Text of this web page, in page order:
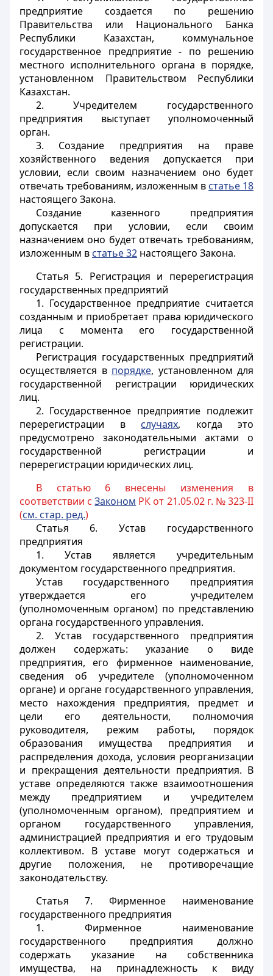
предприятие создается по решению
Правительства или Национального Банка
Республики Казахстан, коммунальное
государственное предприятие - по решению
местного исполнительного органа в порядке,
установленном Правительством Республики
Казахстан.
2. Учредителем государственного
предприятия выступает уполномоченный
орган.
3. Создание предприятия на праве
хозяйственного ведения допускается при
условии, если своим назначением оно будет
отвечать требованиям, изложенным в статье 18
настоящего Закона.
Создание казенного предприятия
допускается при условии, если своим
назначением оно будет отвечать требованиям,
изложенным в статье 32 настоящего Закона.
Статья 5. Регистрация и перерегистрация
государственных предприятий
1. Государственное предприятие считается
созданным и приобретает права юридического
лица с момента его государственной
регистрации.
Регистрация государственных предприятий
осуществляется в порядке, установленном для
государственной регистрации юридических
лиц.
2. Государственное предприятие подлежит
перерегистрации в случаях, когда это
предусмотрено законодательными актами о
государственной регистрации и
перерегистрации юридических лиц.
В статью 6 внесены изменения в
соответствии сЗаконом РК от 21.05.02 г. № 323-II
(см. стар. ред.)
Статья 6. Устав государственного
предприятия
1. Устав является учредительным
документом государственного предприятия.
Устав государственного предприятия
утверждается его учредителем
(уполномоченным органом) по представлению
органа государственного управления.
2. Устав государственного предприятия
должен содержать: указание о виде
предприятия, его фирменное наименование,
сведения об учредителе (уполномоченном
органе) и органе государственного управления,
место нахождения предприятия, предмет и
цели его деятельности, полномочия
руководителя, режим работы, порядок
образования имущества предприятия и
распределения дохода, условия реорганизации
и прекращения деятельности предприятия. В
уставе определяются также взаимоотношения
между предприятием и учредителем
(уполномоченным органом), предприятием и
органом государственного управления,
администрацией предприятия и его трудовым
коллективом. В уставе могут содержаться и
другие положения, не противоречащие
законодательству.
Статья 7. Фирменное наименование
государственного предприятия
1. Фирменное наименование
государственного предприятия должно
содержать указание на собственника
имущества, на принадлежность к виду